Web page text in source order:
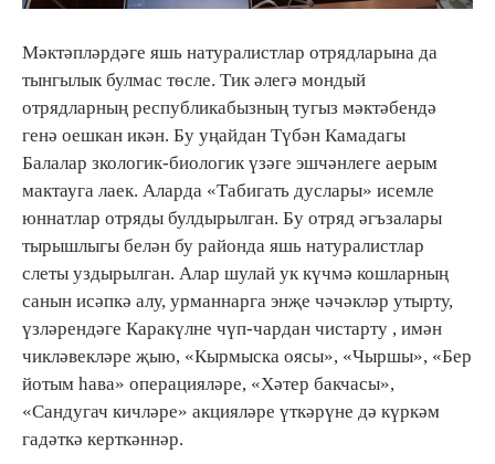
Мәктәпләрдәге яшь натуралистлар отрядларына да
тынгылык булмас төсле. Тик әлегә мондый
отрядларның республикабызның тугыз мәктәбендә
генә оешкан икән. Бу уңайдан Түбән Камадагы
Балалар зкологик-биологик үзәге эшчәнлеге аерым
мактауга лаек. Аларда «Табигать дуслары» исемле
юннатлар отряды булдырылган. Бу отряд әгъзалары
тырышлыгы белән бу районда яшь натуралистлар
слеты уздырылган. Алар шулай ук күчмә кошларның
санын исәпкә алу, урманнарга энҗе чәчәкләр утырту,
үзләрендәге Каракүлне чүп-чардан чистарту , имән
чикләвекләре җыю, «Кырмыска оясы», «Чыршы», «Бер
йотым һава» операцияләре, «Хәтер бакчасы»,
«Сандугач кичләре» акцияләре үткәрүне дә күркәм
гадәткә керткәннәр.